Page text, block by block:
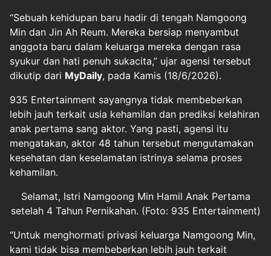
“Sebuah kehidupan baru hadir di tengah Namgoong
Min dan Jin Ah Reum. Mereka bersiap menyambut
anggota baru dalam keluarga mereka dengan rasa
syukur dan hati penuh sukacita,” ujar agensi tersebut
dikutip dari MyDaily, pada Kamis (18/6/2026).
935 Entertainment sayangnya tidak membeberkan
lebih jauh terkait usia kehamilan dan prediksi kelahiran
anak pertama sang aktor. Yang pasti, agensi itu
mengatakan, aktor 48 tahun tersebut mengutamakan
kesehatan dan keselamatan istrinya selama proses
kehamilan.
Selamat, Istri Namgoong Min Hamil Anak Pertama
setelah 4 Tahun Pernikahan. (Foto: 935 Entertainment)
“Untuk menghormati privasi keluarga Namgoong Min,
kami tidak bisa membeberkan lebih jauh terkait